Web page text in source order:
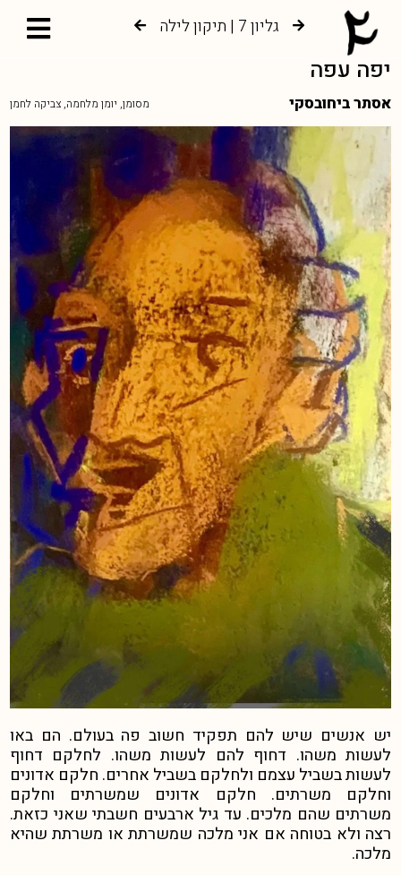
גליון 7 | תיקון לילה
יפה עפה
אסתר ביחובסקי מסומן, יומן מלחמה, צביקה לחמן
יש אנשים שיש להם תפקיד חשוב פה בעולם. הם באו
לעשות משהו. דחוף להם לעשות משהו. לחלקם דחוף
לעשות בשביל עצמם ולחלקם בשביל אחרים. חלקם אדונים
וחלקם משרתים. חלקם אדונים שמשרתים וחלקם
משרתים שהם מלכים. עד גיל ארבעים חשבתי שאני כזאת.
רצה ולא בטוחה אם אני מלכה שמשרתת או משרתת שהיא
מלכה.